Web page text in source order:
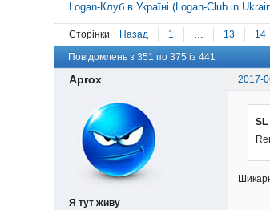
Logan-Клуб в Україні (Logan-Club in
Сторінки Назад 1 … 13 14
Повідомлень з 351 по 375 із 441
Aprox 2017-
Я тут живу
SL